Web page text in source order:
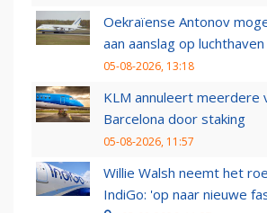
Oekraïense Antonov
aan aanslag op
05-08-2026, 13:18
KLM annuleert meerdere
Barcelona door staking
05-08-2026, 11:57
Willie Walsh neemt het
IndiGo: 'op naar nieuwe